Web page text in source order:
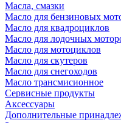
Масла, смазки
Масло для бензиновых
Масло для квадроциклов
Масло для лодочных
Масло для мотоциклов
Масло для скутеров
Масло для снегоходов
Масло трансмисионное
Сервисные продукты
Аксессуары
Дополнительные